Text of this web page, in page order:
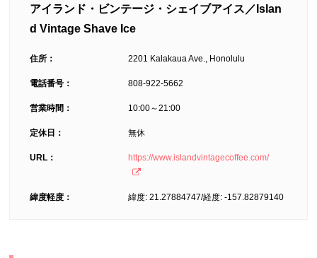
アイランド・ビンテージ・シェイブアイス／Islan
d Vintage Shave Ice
住所： 2201 Kalakaua Ave., Honolulu
電話番号： 808-922-5662
営業時間： 10:00～21:00
定休日： 無休
URL： https://www.islandvintagecoffee.com/
緯度軽度： 緯度: 21.27884747/経度: -157.82879140